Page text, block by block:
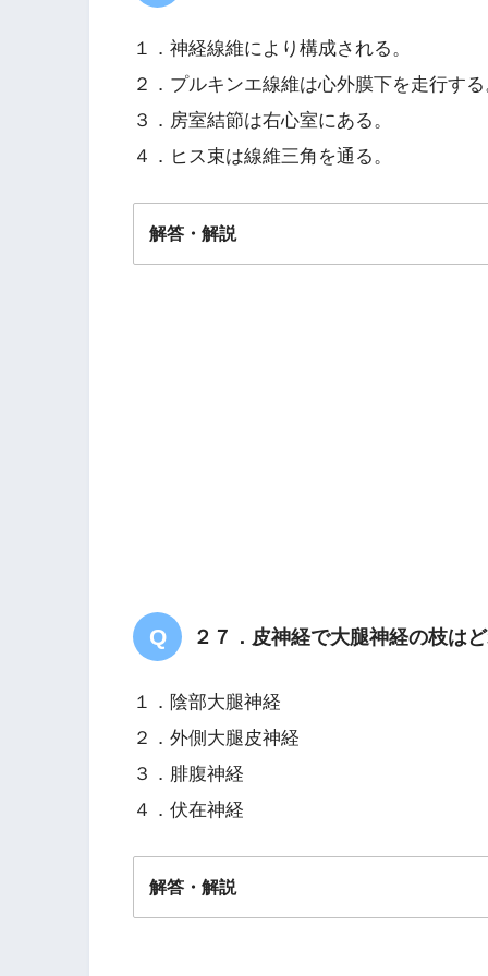
１．神経線維により構成される。
２．プルキンエ線維は心外膜下を走行す
３．房室結節は右心室にある。
４．ヒス束は線維三角を通る。
解答・解説
２７．皮神経で大腿神経の枝は
１．陰部大腿神経
２．外側大腿皮神経
３．腓腹神経
４．伏在神経
解答・解説